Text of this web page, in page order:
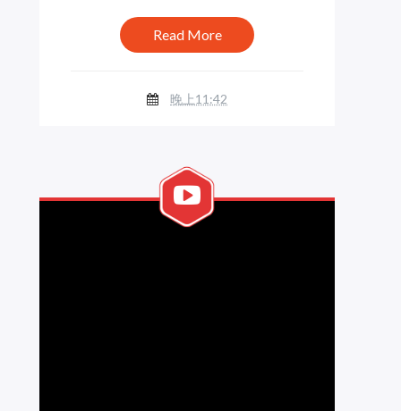
Read More
晚上11:42